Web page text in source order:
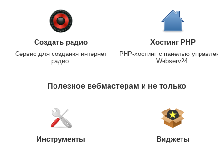
Создать радио
Сервис для создания интернет
радио.
Хостинг PHP
PHP-хостинг с панелью
Webserv24.
Полезное вебмастерам и не только
Инструменты Виджеты